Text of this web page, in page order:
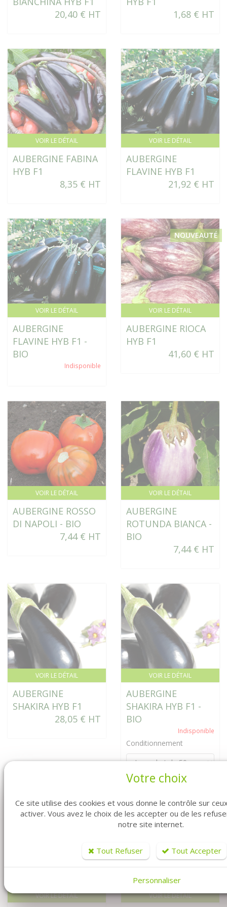
20,40 € HT
1,68 € HT
VOIR LE DÉTAIL
AUBERGINE FABINA
HYB F1
8,35 € HT
VOIR LE DÉTAIL
AUBERGINE
FLAVINE HYB F1
21,92 € HT
VOIR LE DÉTAIL
AUBERGINE
FLAVINE HYB F1 -
BIO
Indisponible
VOIR LE DÉTAIL
NOUVEAUTÉ
AUBERGINE RIOCA
HYB F1
41,60 € HT
VOIR LE DÉTAIL
AUBERGINE ROSSO
DI NAPOLI - BIO
7,44 € HT
VOIR LE DÉTAIL
AUBERGINE
ROTUNDA BIANCA -
BIO
7,44 € HT
VOIR LE DÉTAIL
AUBERGINE
SHAKIRA HYB F1
28,05 € HT
VOIR LE DÉTAIL
AUBERGINE
SHAKIRA HYB F1 -
BIO
Indisponible
Conditionnement
VOIR LE DÉTAIL VOIR LE DÉTAIL
Votre choix
Ce site utilise des cookies et vous donne le contrôle sur
activer. Vous avez le choix de les accepter ou de les
notre site internet.
Tout Refuser Tout Accepter
Personnaliser